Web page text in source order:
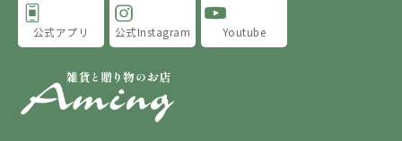
公式アプリ 公式Instagram Youtube